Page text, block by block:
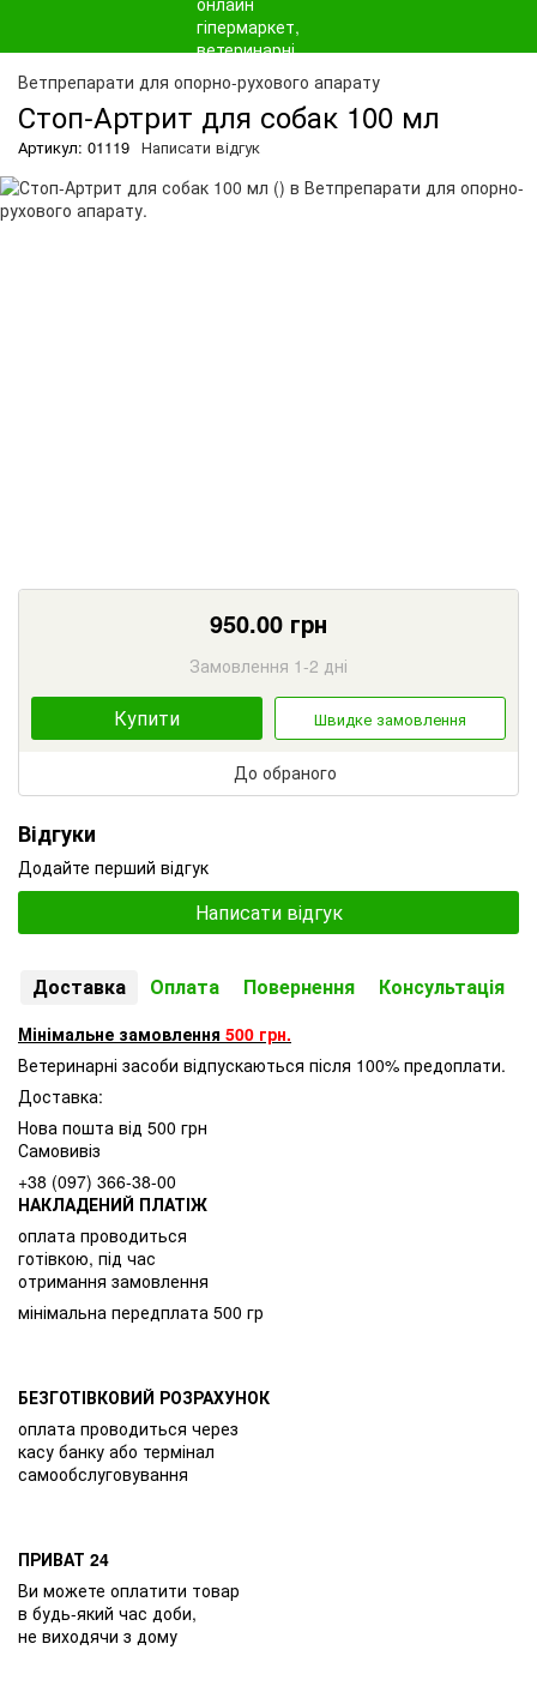
Ветпрепарати для опорно-рухового апарату
Стоп-Артрит для собак 100 мл
Артикул: 01119 Написати відгук
950.00 грн
Замовлення 1-2 дні
Купити Швидке замовлення
До обраного
Відгуки
Додайте перший відгук
Написати відгук
Доставка Оплата Повернення Консультація
Мінімальне замовлення 500 грн.
Ветеринарні засоби відпускаються після 100% предоплати.
Доставка:
Нова пошта від 500 грн
Самовивіз
+38 (097) 366-38-00
НАКЛАДЕНИЙ ПЛАТІЖ
оплата проводиться
готівкою, під час
отримання замовлення
мінімальна передплата 500 гр
БЕЗГОТІВКОВИЙ РОЗРАХУНОК
оплата проводиться через
касу банку або термінал
самообслуговування
ПРИВАТ 24
Ви можете оплатити товар
в будь-який час доби,
не виходячи з дому